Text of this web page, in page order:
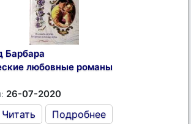
Барбара
любовные романы
26-07-2020
Читать Подробнее